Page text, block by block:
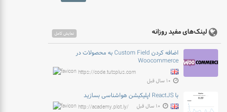
لینک‌های مفید روزانه نمایش کامل
اضافه کردن Custom Field به محصولات در
Woocommerce
https://code.tutsplus.com
۱۰ سال قبل
با ReactJS اپلیکیشن هواشناسی بسازید
http://academy.plot.ly/ ۱۰ سال قبل